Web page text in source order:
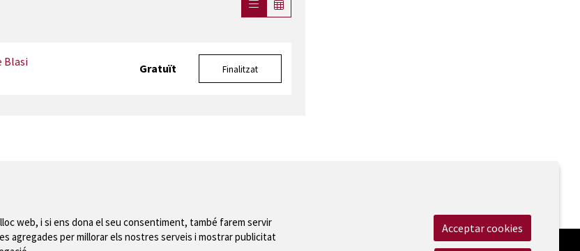
Blasi Gratuït Finalitzat
web, i si ens dona el seu consentiment, també farem servir
agregades per millorar els nostres serveis i mostrar publicitat
Acceptar cookies